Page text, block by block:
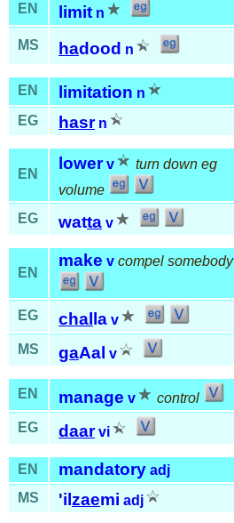
EN limit n
MS hadood n
EN limitation n
EG
hasr n
EN
lower v
turn down eg
volume
EG
watta v
EN
make v compel somebody
EG chal la v
MS gaAal v
EN manage v
control
EG
daar vi
EN mandatory adj
MS
'il zaemi adj